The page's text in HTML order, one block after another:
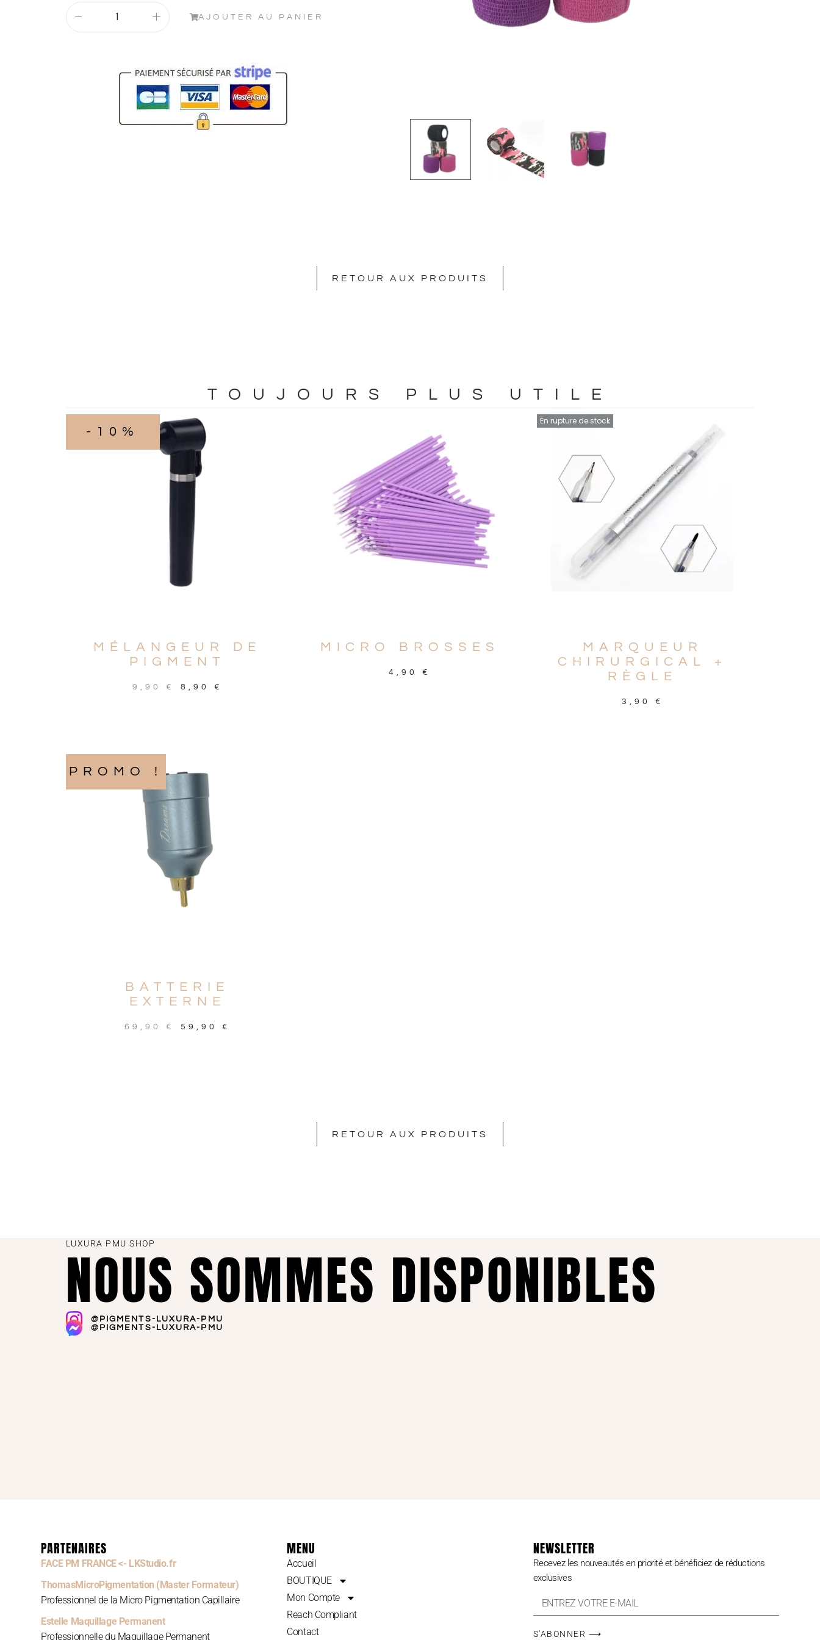
AJOUTER AU PANIER
RETOUR AUX PRODUITS
TOUJOURS PLUS UTILE
-10%
MÉLANGEUR DE
PIGMENT
9,90 € 8,90 €
MICRO BROSSES
4,90€
En rupture de stock
MARQUEUR
CHIRURGICAL +
RÈGLE
3,90 €
PROMO !
BATTERIE
EXTERNE
69,90 € 59,90 €
RETOUR AUX PRODUITS
LUXURA PMU SHOP
NOUS SOMMES DISPONIBLES
@PIGMENTS-LUXURA-PMU
@PIGMENTS-LUXURA-PMU
PARTENAIRES
FACE PM FRANCE <- LKStudio.fr
ThomasMicroPigmentation (Master Formateur)
Professionnel de la Micro Pigmentation Capillaire
Estelle Maquillage Permanent
Professionnelle du Maquillage Permanent
MENU
Accueil
BOUTIQUE
Mon Compte
Reach Compliant
Contact
NEWSLETTER
Recevez les nouveautés en priorité et bénéficiez de réductions
exclusives
S'ABONNER ⟶